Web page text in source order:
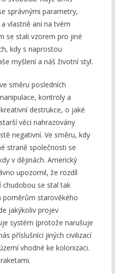
správnými parametry,
vlastně ani na tvém
se stali vzorem pro jiné
kdy s naprostou
myšlení a náš životní styl.
směru posledních
kontroly a
destrukce, o jaké
věci nahrazovány
negativní. Ve směru, kdy
straně společnosti se
v dějinách. Americký
upozornil, že rozdíl
se stal tak
poměrům starověkého
jakýkoliv projev
systém (protože narušuje
příslušníci jiných civilizací
vhodné ke kolonizaci.